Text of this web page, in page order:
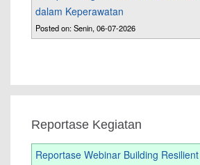
dalam Keperawatan
Posted on: Senin, 06-07-2026
Reportase Kegiatan
Reportase Webinar Building